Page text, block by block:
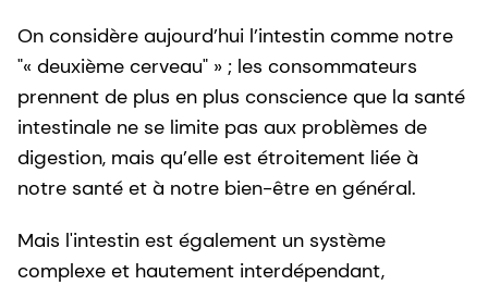
On considère aujourd’hui l’intestin comme notre
"« deuxième cerveau" » ; les consommateurs
prennent de plus en plus conscience que la santé
intestinale ne se limite pas aux problèmes de
digestion, mais qu’elle est étroitement liée à
notre santé et à notre bien-être en général.
Mais l'intestin est également un système
complexe et hautement interdépendant,